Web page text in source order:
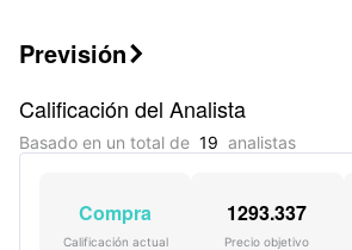
Previsión 
Calificación del Analista
Basado en un total de 19 analistas
Compra
Calificación actual
1293.337
Precio objetivo